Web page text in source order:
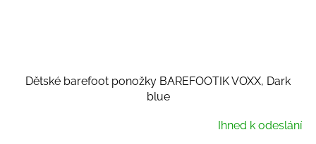
Dětské barefoot ponožky BAREFOOTIK VOXX, Dark
blue
Ihned k odeslání